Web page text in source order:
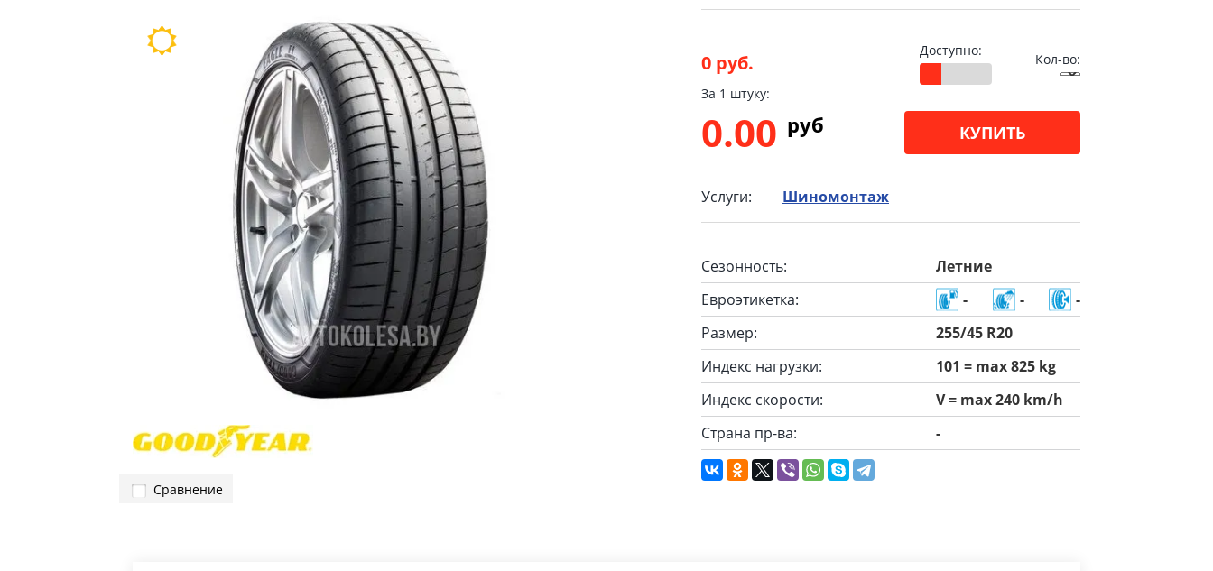
Сравнение
0 руб.
Доступно:
Кол-во:
За 1 штуку:
0.00 pуб КУПИТЬ
Услуги: Шиномонтаж
Сезонность:
Летние
Евроэтикетка:
- -
-
Размер:
255/45 R20
Индекс нагрузки:
101 = max 825 kg
Индекс скорости:
V = max 240 km/h
Страна пр-ва:
-